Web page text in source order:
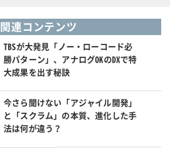
関連コンテンツ
TBSが大発見「ノー・ローコード必
勝パターン」、アナログOKのDXで特
大成果を出す秘訣
今さら聞けない「アジャイル開発」
と「スクラム」の本質、進化した手
法は何が違う？